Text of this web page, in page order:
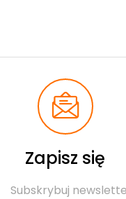
Zapisz się
Subskrybuj